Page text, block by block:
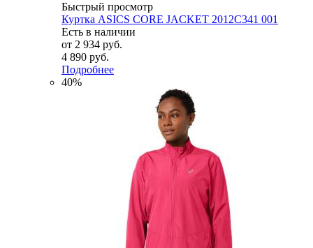
Быстрый просмотр
Куртка ASICS CORE JACKET 2012C341 001
Есть в наличии
от 2 934 руб.
4 890 руб.
Подробнее
40%